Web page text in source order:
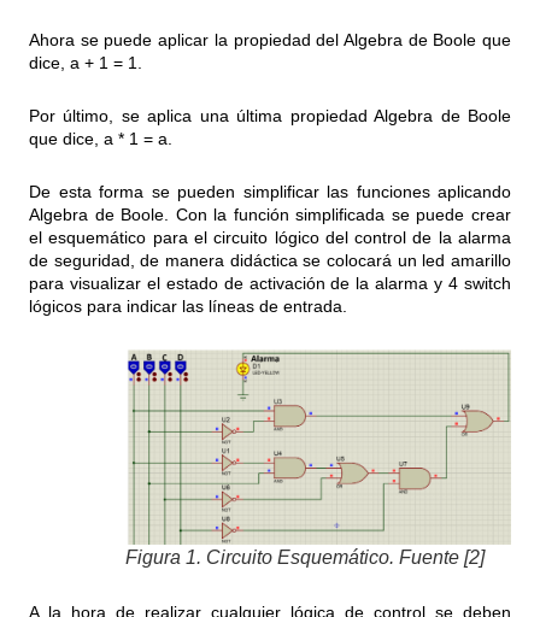
Ahora se puede aplicar la propiedad del Algebra de Boole que
dice, a + 1 = 1.
Por último, se aplica una última propiedad Algebra de Boole
que dice, a * 1 = a.
De esta forma se pueden simplificar las funciones aplicando
Algebra de Boole. Con la función simplificada se puede crear
el esquemático para el circuito lógico del control de la alarma
de seguridad, de manera didáctica se colocará un led amarillo
para visualizar el estado de activación de la alarma y 4 switch
lógicos para indicar las líneas de entrada.
Figura 1. Circuito Esquemático. Fuente [2]
A la hora de realizar cualquier lógica de control se deben